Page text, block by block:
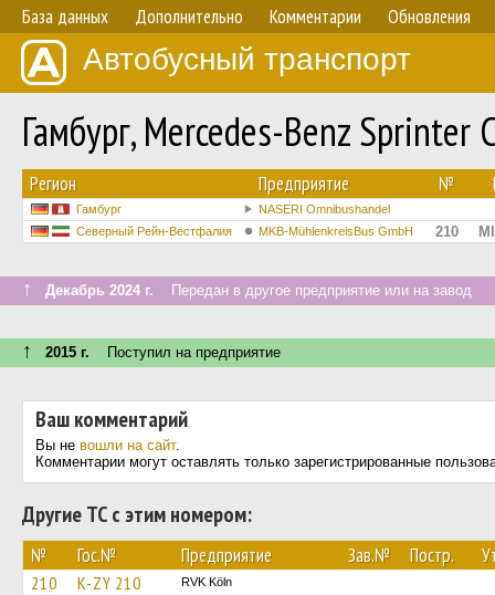
База данных Дополнительно Комментарии Обновления
Автобусный транспорт
Гамбург, Mercedes-Benz
Регион Предприятие №
Гамбург
NASERI Omnibushandel
Северный Рейн-Вестфалия
MKB-MühlenkreisBus GmbH 210
↑ Декабрь 2024 г. Передан в другое предприятие или на завод
↑ 2015 г. Поступил на предприятие
Ваш комментарий
Вы не вошли на сайт.
Комментарии могут оставлять только зарегистрированные
Другие ТС с этим номером:
№ Гос.№ Предприятие Зав.№ Постр.
210 K-ZY 210 RVK Köln